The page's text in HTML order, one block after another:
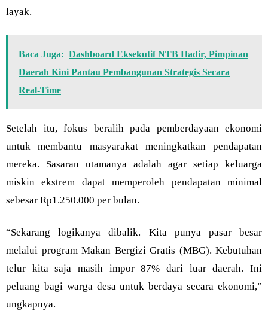
layak.
Baca Juga: Dashboard Eksekutif NTB Hadir, Pimpinan
Daerah Kini Pantau Pembangunan Strategis Secara
Real-Time
Setelah itu, fokus beralih pada pemberdayaan ekonomi
untuk membantu masyarakat meningkatkan pendapatan
mereka. Sasaran utamanya adalah agar setiap keluarga
miskin ekstrem dapat memperoleh pendapatan minimal
sebesar Rp1.250.000 per bulan.
“Sekarang logikanya dibalik. Kita punya pasar besar
melalui program Makan Bergizi Gratis (MBG). Kebutuhan
telur kita saja masih impor 87% dari luar daerah. Ini
peluang bagi warga desa untuk berdaya secara ekonomi,”
ungkapnya.